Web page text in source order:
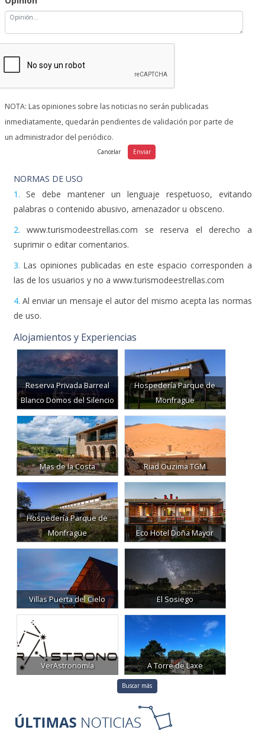
NOTA: Las opiniones sobre las noticias no serán publicadas
inmediatamente, quedarán pendientes de validación por parte de
NORMAS DE USO
Se debe mantener un lenguaje respetuoso, evitando
2.
www.turismodeestrellas.com se reserva el derecho a
suprimir o editar comentarios.
3.
Las opiniones publicadas en este espacio corresponden a
las de los usuarios y no a www.turismodeestrellas.com
4. Al enviar un mensaje el autor del mismo acepta las normas
de uso.
Alojamientos y Experiencias
Reserva Privada Barreal
Blanco Domos del Silencio
Hospedería Parque de
Monfragüe
Mas de la Costa Riad Ouzima TGM
Hospedería Parque de
Monfragüe
Eco Hotel Doña Mayor
Villas Puerta del Cielo El Sosiego
Buscar más
ESPECIAL | El eclipse ya está aquí: todo lo que necesitas